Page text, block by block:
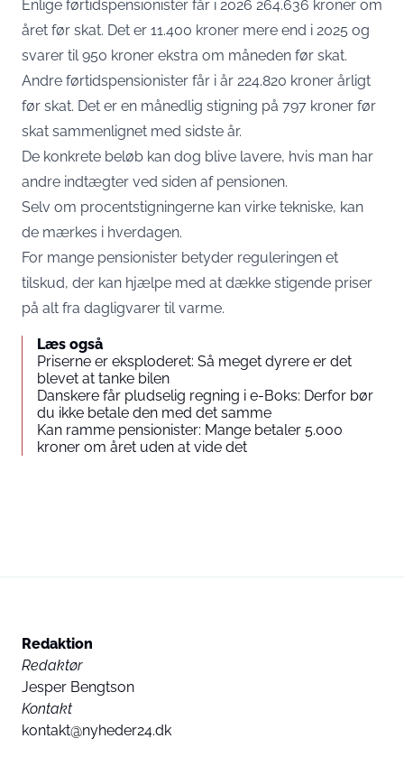
Enlige førtidspensionister får i 2026 264.636 kroner om
året før skat. Det er 11.400 kroner mere end i 2025 og
svarer til 950 kroner ekstra om måneden før skat.
Andre førtidspensionister får i år 224.820 kroner årligt
før skat. Det er en månedlig stigning på 797 kroner før
skat sammenlignet med sidste år.
De konkrete beløb kan dog blive lavere, hvis man har
andre indtægter ved siden af pensionen.
Selv om procentstigningerne kan virke tekniske, kan
de mærkes i hverdagen.
For mange pensionister betyder reguleringen et
tilskud, der kan hjælpe med at dække stigende priser
på alt fra dagligvarer til varme.
Læs også
Priserne er eksploderet: Så meget dyrere er det
blevet at tanke bilen
Danskere får pludselig regning i e-Boks: Derfor bør
du ikke betale den med det samme
Kan ramme pensionister: Mange betaler 5.000
kroner om året uden at vide det
Redaktion
Redaktør
Jesper Bengtson
Kontakt
kontakt@nyheder24.dk